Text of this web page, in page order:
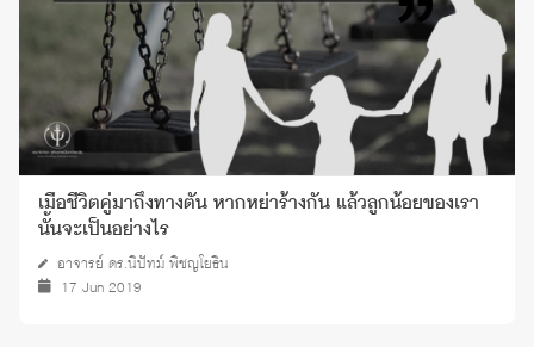
เมื่อชีวิตคู่มาถึงทางตัน หากหย่าร้างกัน แล้วลูกน้อยของเรา
นั้นจะเป็นอย่างไร
อาจารย์ ดร.นิปัทม์ พิชญโยธิน
17 Jun 2019